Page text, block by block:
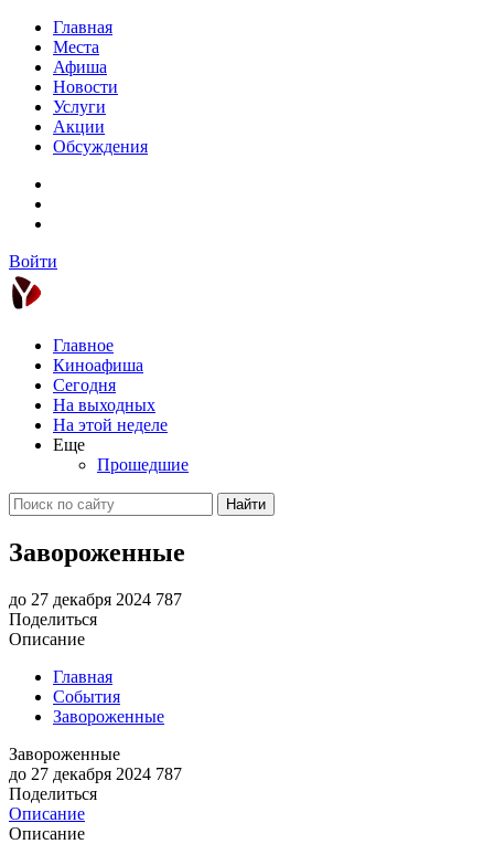
Главная
Места
Афиша
Новости
Услуги
Акции
Обсуждения
Войти
Главное
Киноафиша
Сегодня
На выходных
На этой неделе
Еще
Прошедшие
Найти
Завороженные
до 27 декабря 2024 787
Поделиться
Описание
Главная
События
Завороженные
Завороженные
до 27 декабря 2024 787
Поделиться
Описание
Описание